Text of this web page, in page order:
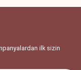
ilk sizin